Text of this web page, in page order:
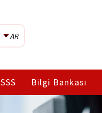
AR
Bilgi Bankası
SSS